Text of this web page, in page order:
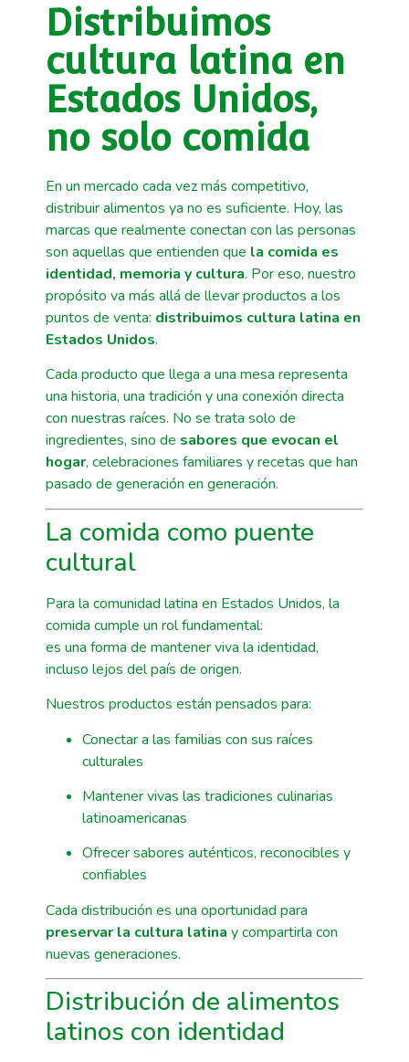
Distribuimos
cultura latina en
Estados Unidos,
no solo comida
En un mercado cada vez más competitivo,
distribuir alimentos ya no es suficiente. Hoy, las
marcas que realmente conectan con las personas
son aquellas que entienden que la comida es
identidad, memoria y cultura. Por eso, nuestro
propósito va más allá de llevar productos a los
puntos de venta: distribuimos cultura latina en
Estados Unidos.
Cada producto que llega a una mesa representa
una historia, una tradición y una conexión directa
con nuestras raíces. No se trata solo de
ingredientes, sino de sabores que evocan el
hogar, celebraciones familiares y recetas que han
pasado de generación en generación.
La comida como puente
cultural
Para la comunidad latina en Estados Unidos, la
comida cumple un rol fundamental:
es una forma de mantener viva la identidad,
incluso lejos del país de origen.
Nuestros productos están pensados para:
Conectar a las familias con sus raíces
culturales
Mantener vivas las tradiciones culinarias
latinoamericanas
Ofrecer sabores auténticos, reconocibles y
confiables
Cada distribución es una oportunidad para
preservar la cultura latina y compartirla con
nuevas generaciones.
Distribución de alimentos
latinos con identidad